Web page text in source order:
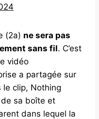
(2a) ne sera pas
sans fil. C’est
vidéo
a partagée sur
le clip, Nothing
sa boîte et
dans lequel la